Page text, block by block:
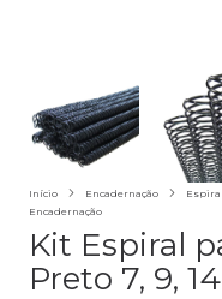
Início Encadernação
Encadernação
Kit Espiral
Preto 7, 9,